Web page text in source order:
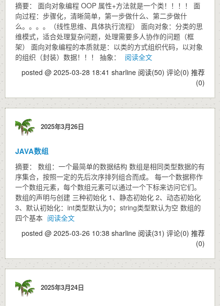
摘要： 面向对象编程 OOP 属性+方法就是一个类！！！！ 面
向过程：步骤化，清晰简单，第一步做什么、第二步做什
么。。。。（线性思维、具体执行流程） 面向对象：分类的思
维模式，适合处理复杂问题，处理需要多人协作的问题（框
架） 面向对象编程的本质就是：以类的方式组织代码，以对象
的组织（封装）数据！！！ 抽象：
阅读全文
posted @ 2025-03-28 18:41 sharline 阅读(50) 评论(0) 推荐
(0)
2025年3月26日
JAVA数组
摘要： 数组：一个最简单的数据结构 数组是相同类型数据的有
序集合，按照一定的先后次序排列组合而成。 每一个数据称作
一个数组元素，每个数组元素可以通过一个下标来访问它们。
数组的声明与创建 三种初始化 1、静态初始化 2、动态初始化
3、默认初始化：int类型默认为0；string类型默认为空 数组的
四个基本 阅读全文
posted @ 2025-03-26 10:38 sharline 阅读(31) 评论(0) 推荐
(0)
2025年3月24日